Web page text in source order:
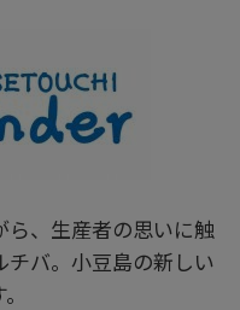
、生産者の思いに触
バ。小豆島の新しい